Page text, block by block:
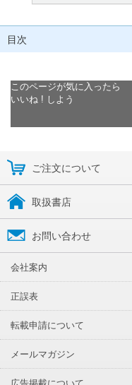
目次
このページが気に入ったら
いいね ! しよう
ご注文について
取扱書店
お問い合わせ
会社案内
正誤表
転載申請について
メールマガジン